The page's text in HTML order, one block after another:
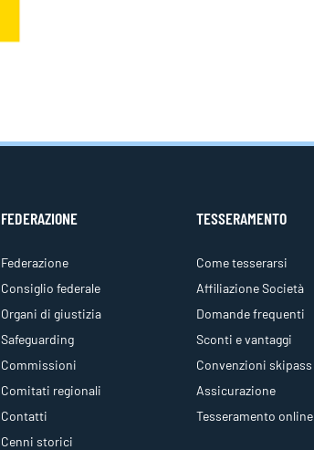
FEDERAZIONE
Federazione
Consiglio federale
Organi di giustizia
Safeguarding
Commissioni
Comitati regionali
Contatti
Cenni storici
TESSERAMENTO
Come tesserarsi
Affiliazione Società
Domande frequenti
Sconti e vantaggi
Convenzioni skipass
Assicurazione
Tesseramento online